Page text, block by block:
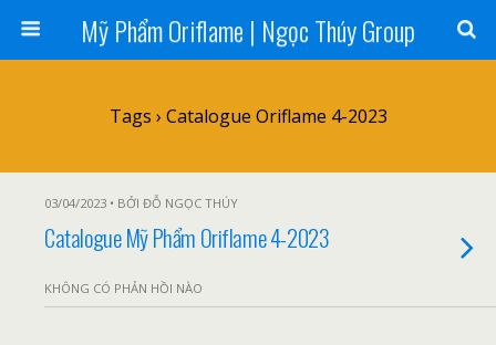
Mỹ Phẩm Oriflame | Ngọc Thúy Group
Tags › Catalogue Oriflame 4-2023
03/04/2023 • BỞI ĐỖ NGỌC THÚY
Catalogue Mỹ Phẩm Oriflame 4-2023
KHÔNG CÓ PHẢN HỒI NÀO